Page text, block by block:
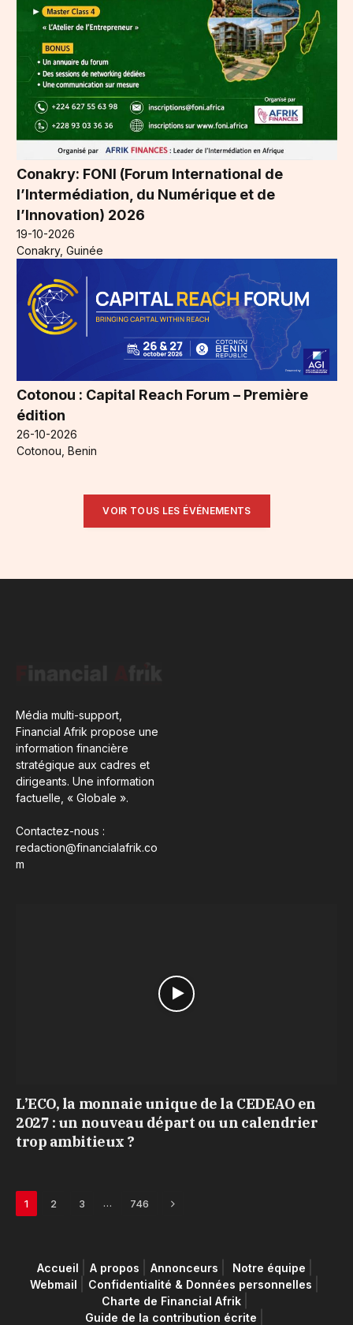
Conakry: FONI (Forum International de
l’Intermédiation, du Numérique et de
l’Innovation) 2026
19-10-2026
Conakry, Guinée
Cotonou : Capital Reach Forum – Première
édition
26-10-2026
Cotonou, Benin
VOIR TOUS LES ÉVÉNEMENTS
Média multi-support,
Financial Afrik propose une
information financière
stratégique aux cadres et
dirigeants. Une information
factuelle, « Globale ».
Contactez-nous :
redaction@financialafrik.co
m
L’ECO, la monnaie unique de la CEDEAO en
2027 : un nouveau départ ou un calendrier
trop ambitieux ?
1 2 3 … 746 Next
Accueil A propos Annonceurs
Notre équipe
Webmail
Confidentialité & Données personnelles
Charte de Financial Afrik
Guide de la contribution écrite